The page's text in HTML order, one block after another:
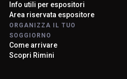
Info utili per espositori
Area riservata espositore
ORGANIZZA IL TUO
SOGGIORNO
Come arrivare
Scopri Rimini